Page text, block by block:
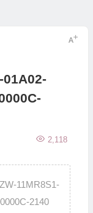
01A02-
2,118
11MR8S1-
2140